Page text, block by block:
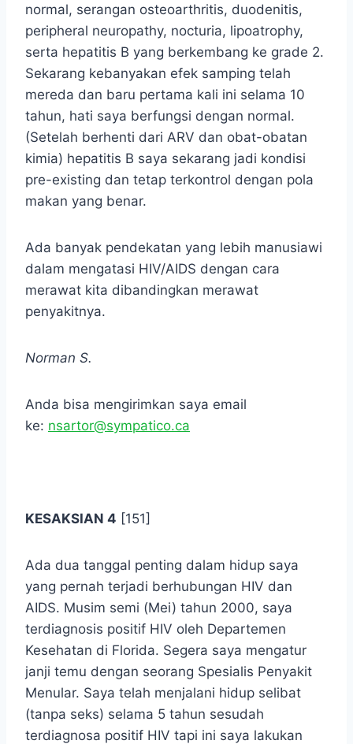
normal, serangan osteoarthritis, duodenitis,
peripheral neuropathy, nocturia, lipoatrophy,
serta hepatitis B yang berkembang ke grade 2.
Sekarang kebanyakan efek samping telah
mereda dan baru pertama kali ini selama 10
tahun, hati saya berfungsi dengan normal.
(Setelah berhenti dari ARV dan obat-obatan
kimia) hepatitis B saya sekarang jadi kondisi
pre-existing dan tetap terkontrol dengan pola
makan yang benar.
Ada banyak pendekatan yang lebih manusiawi
dalam mengatasi HIV/AIDS dengan cara
merawat kita dibandingkan merawat
penyakitnya.
Norman S.
Anda bisa mengirimkan saya email
ke: nsartor@sympatico.ca
KESAKSIAN 4 [151]
Ada dua tanggal penting dalam hidup saya
yang pernah terjadi berhubungan HIV dan
AIDS. Musim semi (Mei) tahun 2000, saya
terdiagnosis positif HIV oleh Departemen
Kesehatan di Florida. Segera saya mengatur
janji temu dengan seorang Spesialis Penyakit
Menular. Saya telah menjalani hidup selibat
(tanpa seks) selama 5 tahun sesudah
terdiagnosa positif HIV tapi ini saya lakukan